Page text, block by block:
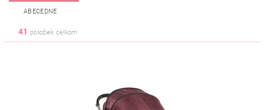
ABECEDNE
41 položiek celkom